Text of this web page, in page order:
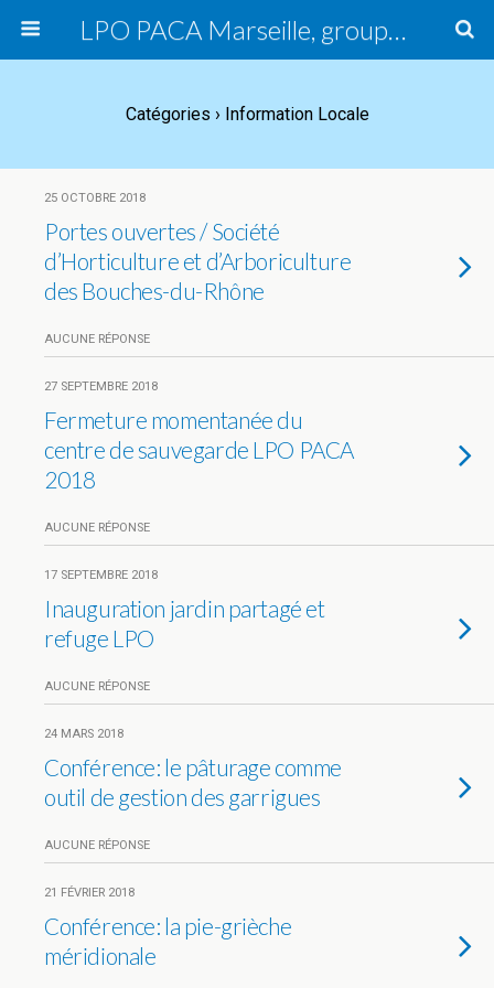
LPO PACA Marseille, groupe local
Catégories › Information Locale
25 OCTOBRE 2018
Portes ouvertes / Société
d’Horticulture et d’Arboriculture
des Bouches-du-Rhône
AUCUNE RÉPONSE
27 SEPTEMBRE 2018
Fermeture momentanée du
centre de sauvegarde LPO PACA
2018
AUCUNE RÉPONSE
17 SEPTEMBRE 2018
Inauguration jardin partagé et
refuge LPO
AUCUNE RÉPONSE
24 MARS 2018
Conférence: le pâturage comme
outil de gestion des garrigues
AUCUNE RÉPONSE
21 FÉVRIER 2018
Conférence: la pie-grièche
méridionale